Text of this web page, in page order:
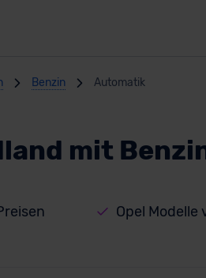
Benzin Automatik
mit
Opel